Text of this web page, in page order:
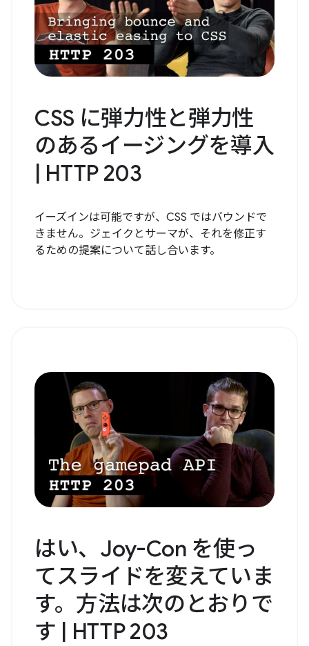
CSS に弾力性と弾力性
のあるイージングを導入
| HTTP 203
イーズインは可能ですが、CSS ではバウンドで
きません。ジェイクとサーマが、それを修正す
るための提案について話し合います。
はい、Joy-Con を使っ
てスライドを変えていま
す。方法は次のとおりで
す | HTTP 203